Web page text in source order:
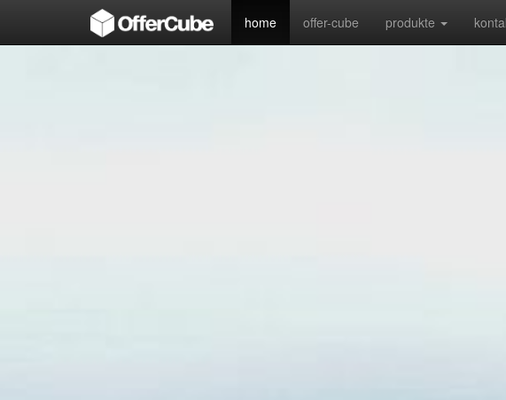
home offer-cube produkte